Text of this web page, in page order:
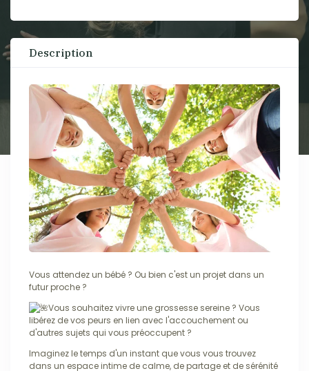
Description
Vous attendez un bébé ? Ou bien c'est un projet dans un
futur proche ?
Vous souhaitez vivre une grossesse sereine ? Vous
libérez de vos peurs en lien avec l'accouchement ou
d'autres sujets qui vous préoccupent ?
Imaginez le temps d'un instant que vous vous trouvez
dans un espace intime de calme, de partage et de sérénité